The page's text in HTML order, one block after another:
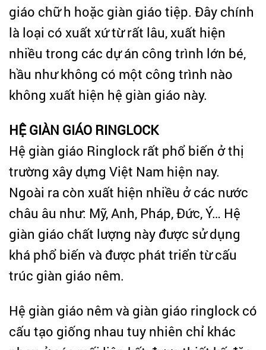
giáo chữ h hoặc giàn giáo tiệp. Đây chính
là loại có xuất xứ từ rất lâu, xuất hiện
nhiều trong các dự án công trình lớn bé,
hầu như không có một công trình nào
không xuất hiện hệ giàn giáo này.
HỆ GIÀN GIÁO RINGLOCK
Hệ giàn giáo Ringlock rất phổ biến ở thị
trường xây dựng Việt Nam hiện nay.
Ngoài ra còn xuất hiện nhiều ở các nước
châu âu như: Mỹ, Anh, Pháp, Đức, Ý… Hệ
giàn giáo chất lượng này được sử dụng
khá phổ biến và được phát triển từ cấu
trúc giàn giáo nêm.
Hệ giàn giáo nêm và giàn giáo ringlock có
cấu tạo giống nhau tuy nhiên chỉ khác